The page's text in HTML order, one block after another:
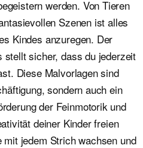
werden. Von Tieren
Szenen ist alles
Kindes anzuregen. Der
stellt sicher, dass du jederzeit
Diese Malvorlagen sind
sondern auch ein
der Feinmotorik und
deiner Kinder freien
jedem Strich wachsen und